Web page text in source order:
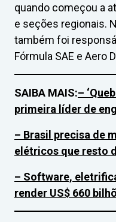
quando começou a
e seções regionais.
também foi
Fórmula SAE e Aero
SAIBA MAIS:–
primeira líder de
– Brasil precisa de
elétricos que resto
– Software,
render US$ 660